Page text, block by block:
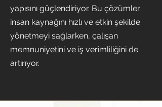
yapısını güçlendiriyor. Bu çözümler
insan kaynağını hızlı ve etkin şekilde
yönetmeyi sağlarken, çalışan
memnuniyetini ve iş verimliliğini de
artırıyor.